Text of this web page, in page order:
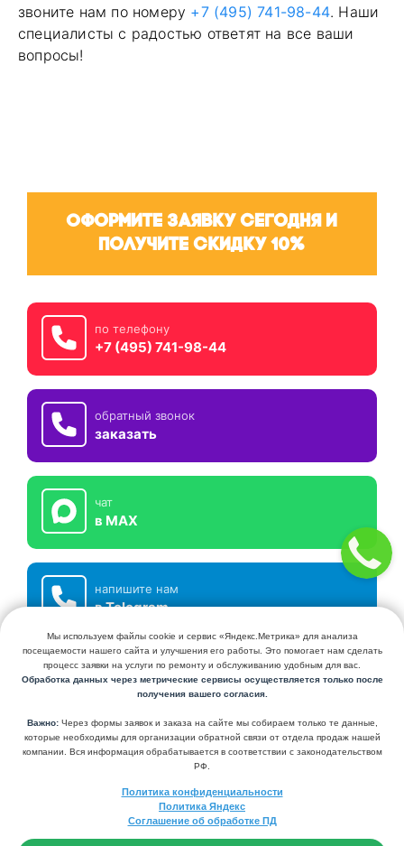
звоните нам по номеру +7 (495) 741-98-44. Наши
специалисты с радостью ответят на все ваши
вопросы!
Оформите заявку сегодня и
получите скидку 10%
по телефону
+7 (495) 741-98-44
обратный звонок
заказать
чат
в MAX
напишите нам
в Telegram
СЕРВИСНЫЙ ЦЕНТР КЛИМАТХОЛ
УСТАНОВКА И ОБСЛУЖИВАНИЕ КОНДИЦИОНЕРОВ И СИСТЕМ